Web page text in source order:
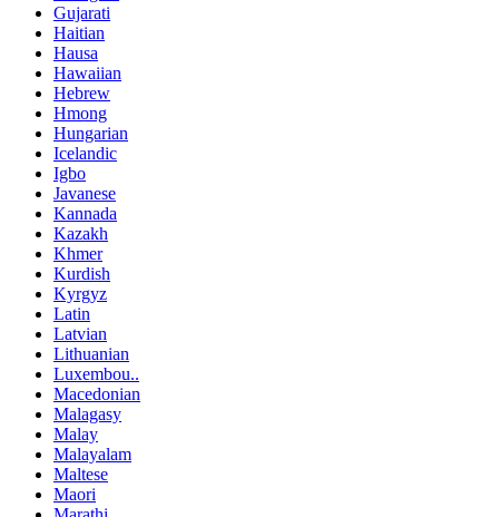
Gujarati
Haitian
Hausa
Hawaiian
Hebrew
Hmong
Hungarian
Icelandic
Igbo
Javanese
Kannada
Kazakh
Khmer
Kurdish
Kyrgyz
Latin
Latvian
Lithuanian
Luxembou..
Macedonian
Malagasy
Malay
Malayalam
Maltese
Maori